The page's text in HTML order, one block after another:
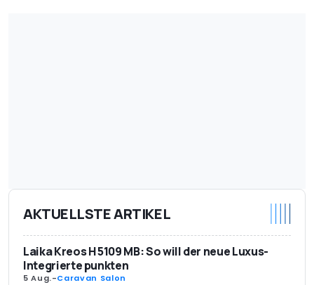
AKTUELLSTE ARTIKEL
Laika Kreos H 5109 MB: So will der neue Luxus-
Integrierte punkten
5 Aug.-Caravan Salon